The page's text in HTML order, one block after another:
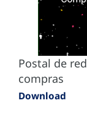
Postal de
compras
Download